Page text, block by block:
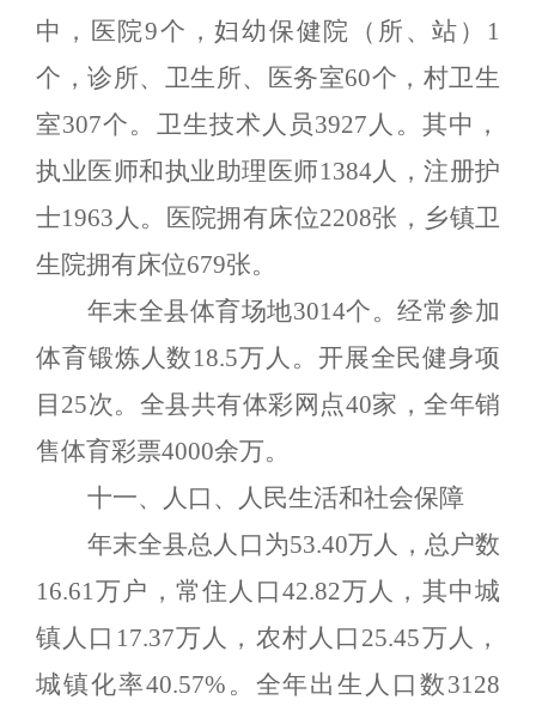
中，医院9个，妇幼保健院（所、站） 1
个，诊所、卫生所、医务室60个，村卫生
室307个。卫生技术人员3927 人。其中，
执业医师和执业助理医师1384人，注册护
士1963 人。医院拥有床位2208张，乡镇卫
生院拥有床位679张。
年末全县体育场地3014个。经常参加
体育锻炼人数18.5万人。开展全民健身项
目 25次。全县共有体彩网点40家，全年销
售体育彩票4000余万。
十一、人口、人民生活和社会保障
年末全县总人口为53.40万人，总户数
16.61万户，常住人口42.82万人，其中城
镇人口 17.37万人，农村人口 25.45万人，
城镇化率40.57% 。 全年出生人口数3128